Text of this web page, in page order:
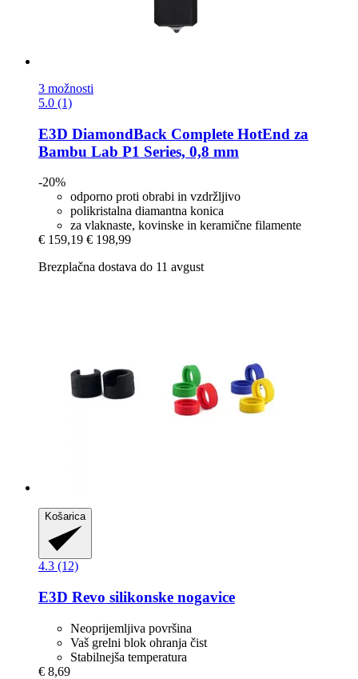
3 možnosti
5.0 (1)
E3D DiamondBack Complete HotEnd za
Bambu Lab P1 Series, 0,8 mm
-20%
odporno proti obrabi in vzdržljivo
polikristalna diamantna konica
za vlaknaste, kovinske in keramične filamente
€ 159,19 € 198,99
Brezplačna dostava do 11 avgust
Košarica
4.3 (12)
E3D Revo silikonske nogavice
Neoprijemljiva površina
Vaš grelni blok ohranja čist
Stabilnejša temperatura
€ 8,69